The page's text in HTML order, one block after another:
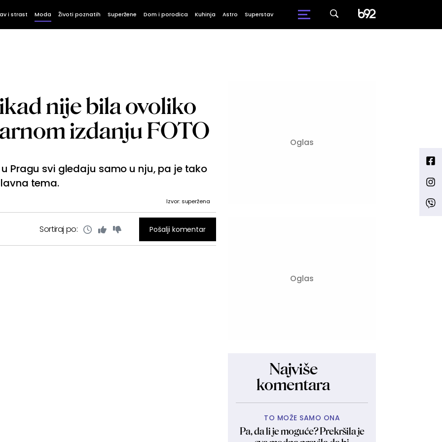
i strast Moda Životi poznatih Superžene Dom i porodica Kuhinja Astro Superstav
nije bila ovoliko
izdanju FOTO
Pragu svi gledaju samo u nju, pa je tako
tema.
Izvor: superžena
Sortiraj po: Pošalji komentar
Najviše
komentara
TO MOŽE SAMO ONA
Pa, da li je moguće? Prekršila je